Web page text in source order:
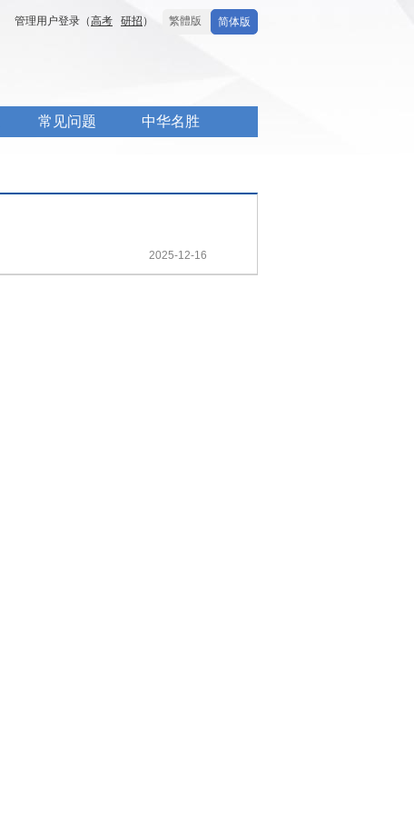
简体版
繁體版
管理用户登录（高考 研招 ）
常见问题 中华名胜
2025-12-16